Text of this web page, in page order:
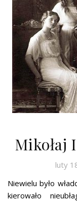
Mikołaj
luty
Niewielu było
kierowało